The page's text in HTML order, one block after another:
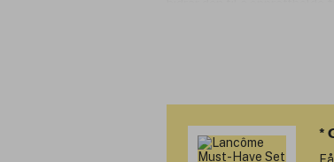
ansiktet og på utvalgte
*
Få